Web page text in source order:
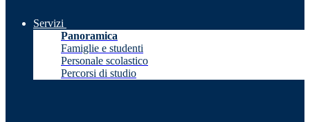
Servizi
Panoramica
Famiglie e studenti
Personale scolastico
Percorsi di studio